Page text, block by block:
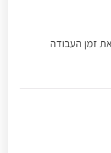
זמן העבודה